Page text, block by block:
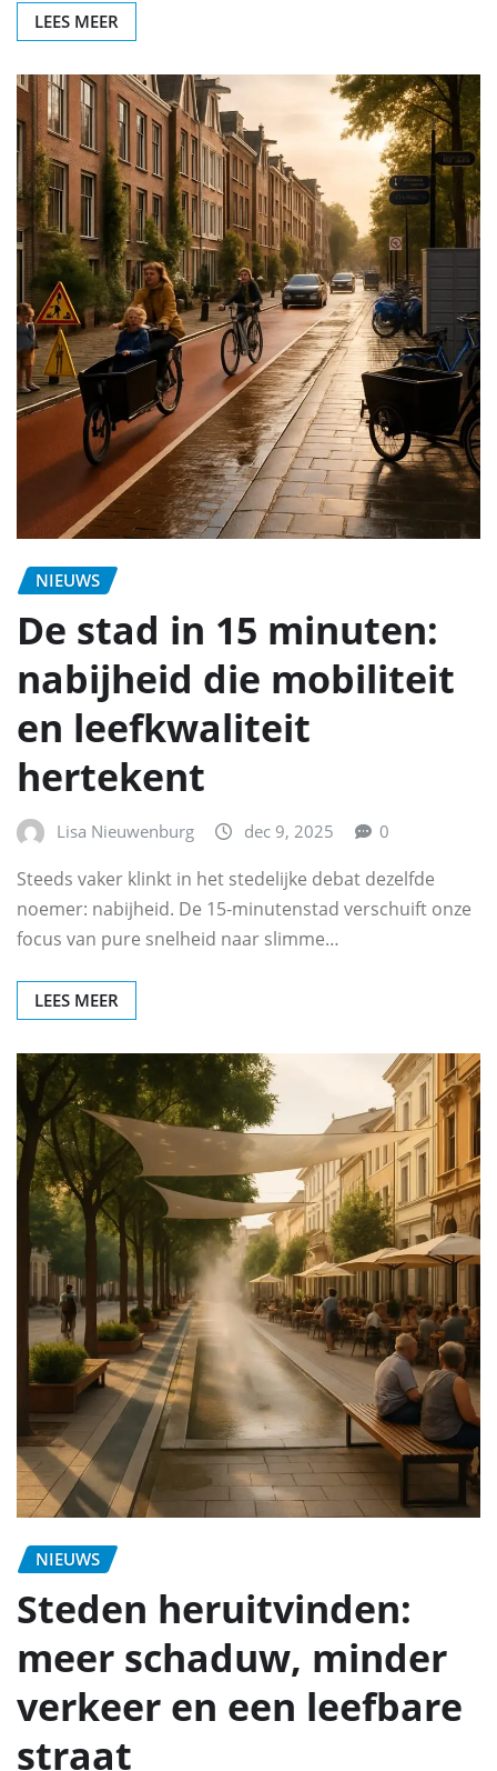
LEES MEER
NIEUWS
De stad in 15 minuten:
nabijheid die mobiliteit
en leefkwaliteit
hertekent
Lisa Nieuwenburg dec 9, 2025 0
Steeds vaker klinkt in het stedelijke debat dezelfde
noemer: nabijheid. De 15‑minutenstad verschuift onze
focus van pure snelheid naar slimme…
LEES MEER
NIEUWS
Steden heruitvinden:
meer schaduw, minder
verkeer en een leefbare
straat